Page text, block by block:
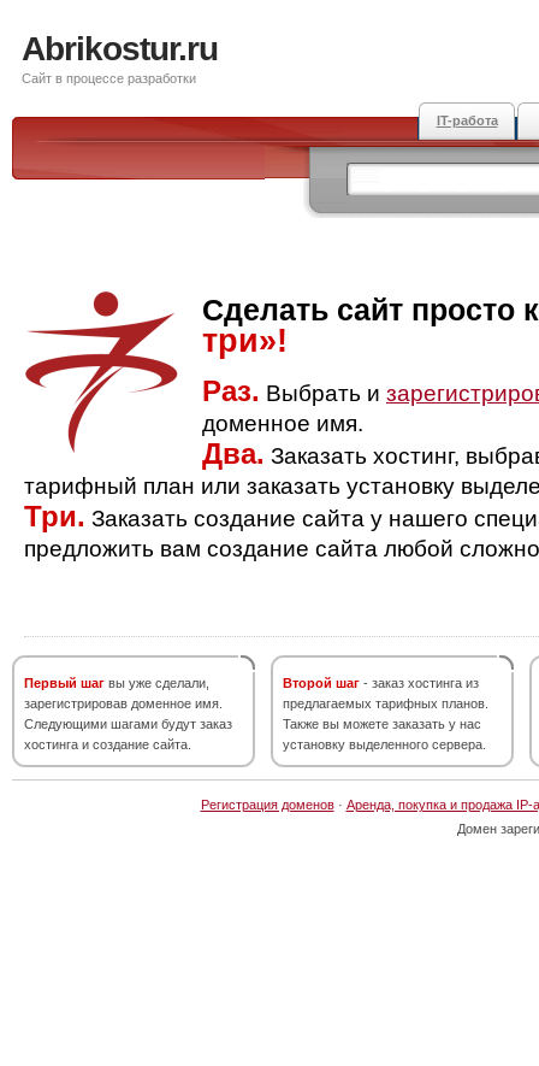
Abrikostur.ru
Сайт в процессе разработки
IT-работа
Сделать сайт просто
три»!
Раз. Выбрать и
доменное имя.
Два. Заказать хостинг,
тарифный план или заказать установку
Три. Заказать создание сайта у нашего
предложить вам создание сайта любой
Первый шаг вы уже сделали,
зарегистрировав доменное имя.
Следующими шагами будут заказ
хостинга и создание сайта.
Второй шаг - заказ хостинга из
предлагаемых тарифных планов.
Также вы можете заказать у нас
установку выделенного сервера.
Регистрация доменов· Аренда, покупка и продажа IP-
Домен